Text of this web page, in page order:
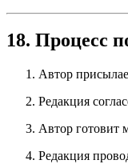
18. Процесс
Автор
Редакция
Автор готовит
Редакция